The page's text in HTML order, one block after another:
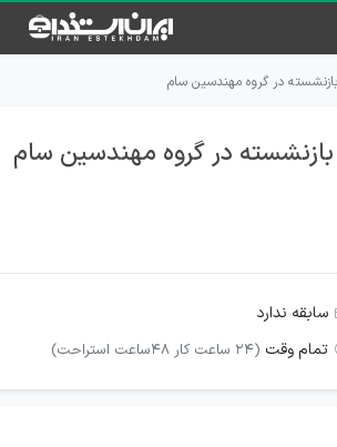
در گروه مهندسین سام
در گروه مهندسین سام
سابقه ندارد
تمام وقت (۲۴ ساعت کار ۴۸ساعت استراحت)